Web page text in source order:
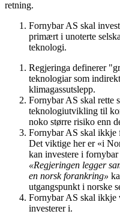
retning.
Fornybar AS skal
primært i unoterte
teknologi.
Regjeringa definerer
teknologiar som
klimagassutslepp.
Fornybar AS skal rette
teknologiutvikling til
noko større risiko enn
Fornybar AS skal ikkje
Det viktige her er «i
kan investere i
«Regjeringen legger
en norsk forankring»
utgangspunkt i norske
Fornybar AS skal ikkje
investerer i.